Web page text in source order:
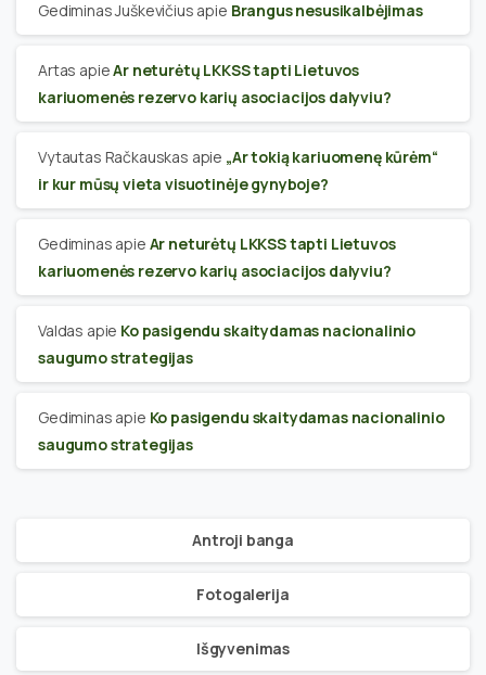
Gediminas Juškevičius apie Brangus nesusikalbėjimas
Artas apieAr neturėtų LKKSS tapti Lietuvos
kariuomenės rezervo karių asociacijos dalyviu?
Vytautas Račkauskas apie „Ar tokią kariuomenę kūrėm“
ir kur mūsų vieta visuotinėje gynyboje?
Gediminas apie Ar neturėtų LKKSS tapti Lietuvos
kariuomenės rezervo karių asociacijos dalyviu?
Valdas apie Ko pasigendu skaitydamas nacionalinio
saugumo strategijas
Gediminas apie Ko pasigendu skaitydamas nacionalinio
saugumo strategijas
Antroji banga
Fotogalerija
Išgyvenimas